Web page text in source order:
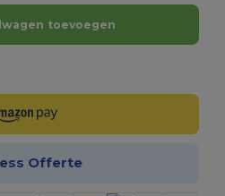
toevoegen
Offerte